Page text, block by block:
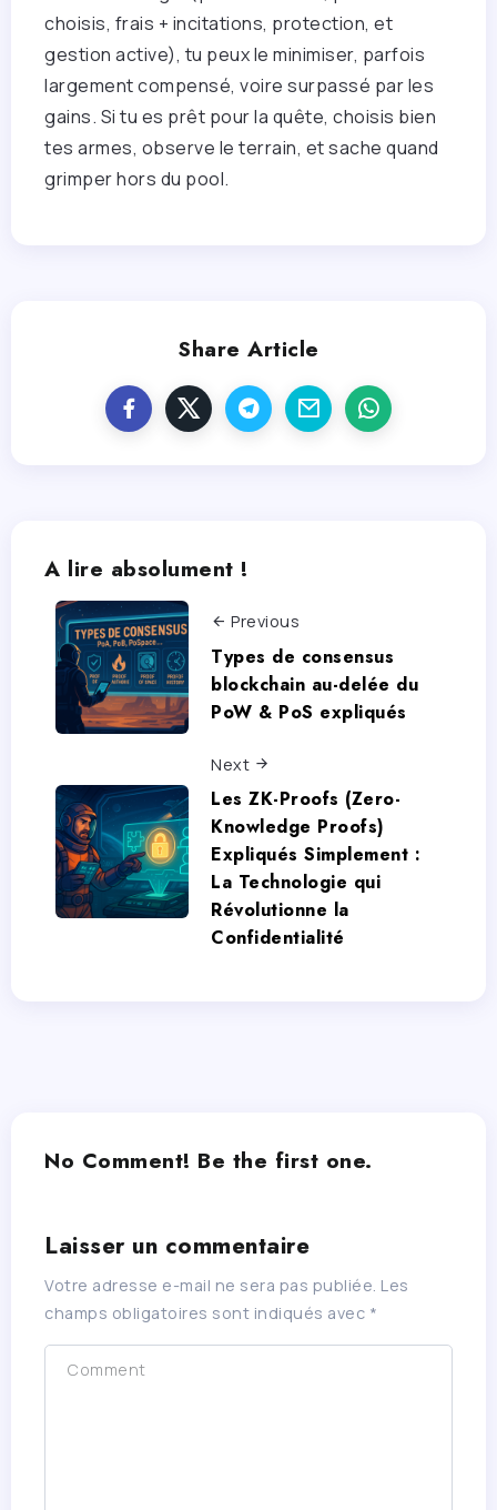
choisis, frais + incitations, protection, et
gestion active), tu peux le minimiser, parfois
largement compensé, voire surpassé par les
gains. Si tu es prêt pour la quête, choisis bien
tes armes, observe le terrain, et sache quand
grimper hors du pool.
Share Article
A lire absolument !
Previous
Types de consensus
blockchain au-delée du
PoW & PoS expliqués
Next
Les ZK-Proofs (Zero-
Knowledge Proofs)
Expliqués Simplement :
La Technologie qui
Révolutionne la
Confidentialité
No Comment! Be the first one.
Laisser un commentaire
Votre adresse e-mail ne sera pas publiée. Les
champs obligatoires sont indiqués avec *